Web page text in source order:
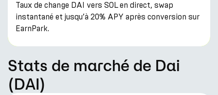
Taux de change DAI vers SOL en direct, swap
instantané et jusqu’à 20% APY après conversion sur
EarnPark.
Stats de marché de Dai
(DAI)